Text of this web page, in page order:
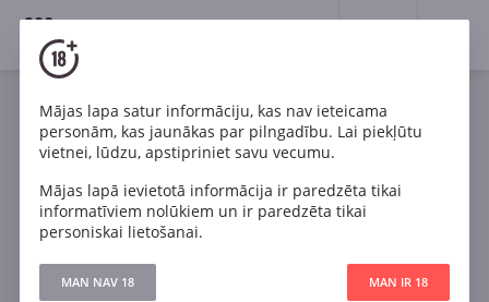
18+
Dzirkstošais Balts Daļēji sauss
Itālija
Santa Margherita Valdobbiadene Prosecco Superiore
DOCG Extra Dry
Mājas lapa satur informāciju, kas nav ieteicama
personām, kas jaunākas par pilngadību. Lai piekļūtu
vietnei, lūdzu, apstipriniet savu vecumu.
Mājas lapā ievietotā informācija ir paredzēta tikai
informatīviem nolūkiem un ir paredzēta tikai
personiskai lietošanai.
MAN NAV 18 MAN IR 18